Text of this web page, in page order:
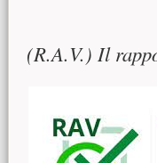
(R.A.V.) Il